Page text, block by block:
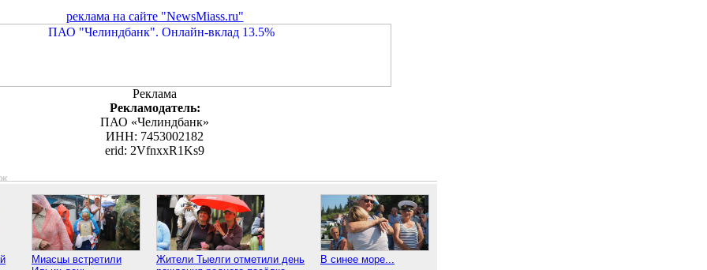
реклама на сайте "NewsMiass.ru"
Реклама
Рекламодатель:
ПАО «Челиндбанк»
ИНН: 7453002182
erid: 2VfnxxR1Ks9
Миасцы встретили
Жители Тыелги отметили день
В синее море...